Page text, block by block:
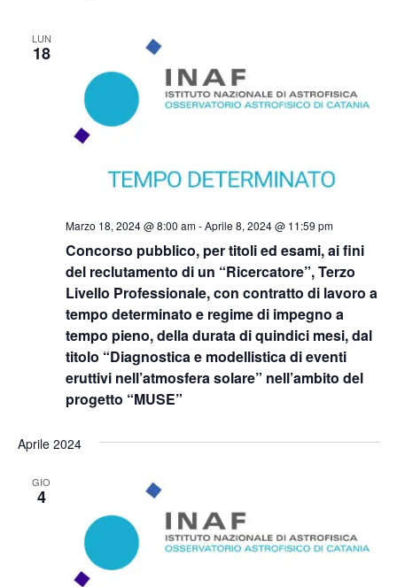
LUN
18
Concorso pubblico, per titoli ed esami, ai fini
del reclutamento di un “Ricercatore”, Terzo
Livello Professionale, con contratto di lavoro a
tempo determinato e regime di impegno a
tempo pieno, della durata di quindici mesi, dal
titolo “Diagnostica e modellistica di eventi
eruttivi nell’atmosfera solare” nell’ambito del
progetto “MUSE”
Marzo 18, 2024 @ 8:00 am-Aprile 8, 2024 @ 11:59 pm
Aprile 2024
GIO
4